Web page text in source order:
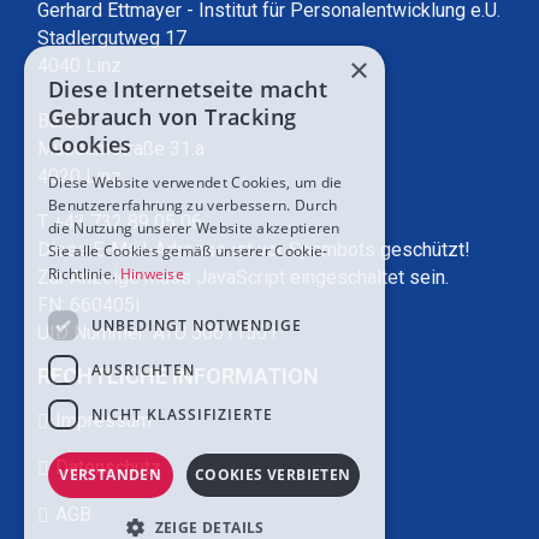
Gerhard Ettmayer - Institut für Personalentwicklung e.U.
Stadlergutweg 17
4040 Linz
Büro:
Museumstraße 31.a
4020 Linz
T +43 732 89 05 06
Diese E-Mail-Adresse ist vor Spambots geschützt!
Zur Anzeige muss JavaScript eingeschaltet sein.
FN: 660405i
UID Nummer: ATU 50611501
RECHTLICHE INFORMATION
Impressum
Datenschutz
AGB
×
Diese Internetseite macht
Gebrauch von Tracking
Cookies
Diese Website verwendet Cookies, um die
Benutzererfahrung zu verbessern. Durch
die Nutzung unserer Website akzeptieren
Sie alle Cookies gemäß unserer Cookie-
Richtlinie.Hinweise
UNBEDINGT NOTWENDIGE
AUSRICHTEN
NICHT KLASSIFIZIERTE
VERSTANDEN COOKIES VERBIETEN
ZEIGE DETAILS